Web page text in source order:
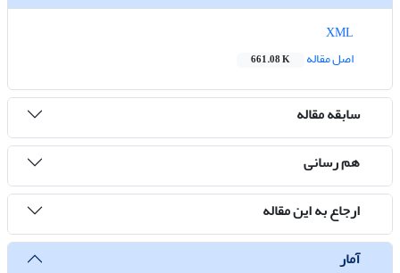
اصل مقاله
661.08 K
سابقه مقاله
هم رسانی
ارجاع به این مقاله
آمار